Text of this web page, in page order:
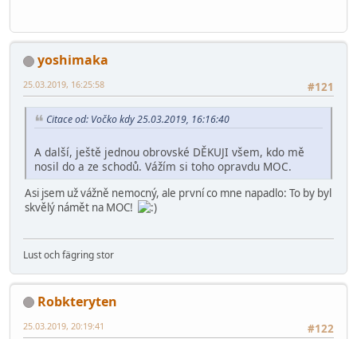
yoshimaka
#121
25.03.2019, 16:25:58
Citace od: Vočko kdy 25.03.2019, 16:16:40
A další, ještě jednou obrovské DĚKUJI všem, kdo mě
nosil do a ze schodů. Vážím si toho opravdu MOC.
Asi jsem už vážně nemocný, ale první co mne napadlo: To by byl
skvělý námět na MOC!
Lust och fägring stor
Robkteryten
#122
25.03.2019, 20:19:41